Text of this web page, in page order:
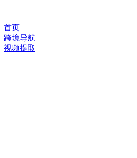
首页
跨境导航
视频提取